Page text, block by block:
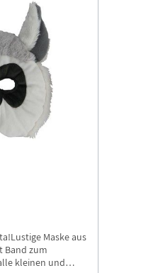
Maske aus
Band zum
kleinen und